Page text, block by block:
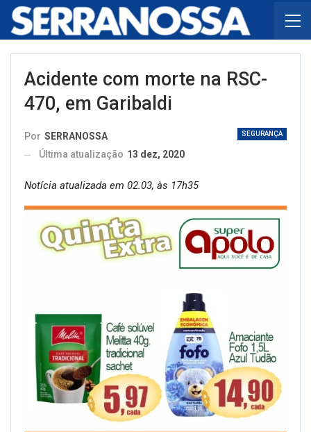
Acidente com morte na RSC-
470, em Garibaldi
SEGURANÇA
Por SERRANOSSA
Última atualização 13 dez, 2020
Notícia atualizada em 02.03, às 17h35